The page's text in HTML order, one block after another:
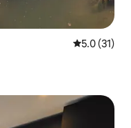
Calificación
5.0 (31)